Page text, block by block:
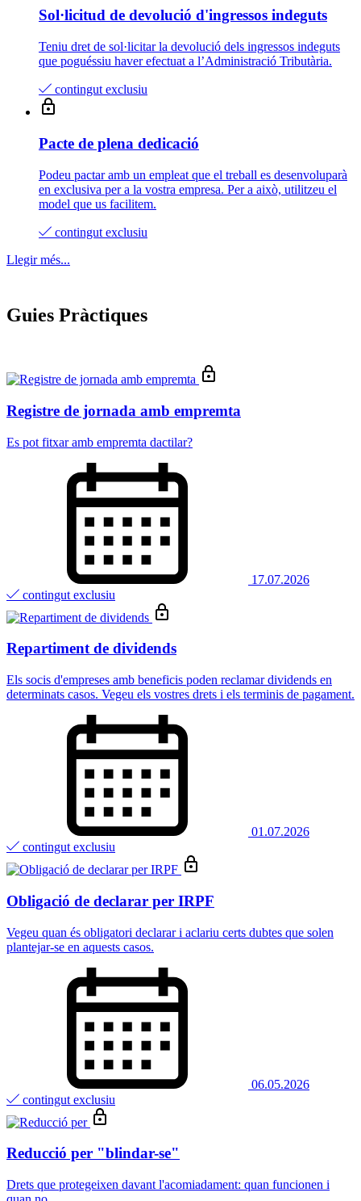
Sol·licitud de devolució d'ingressos indeguts
Teniu dret de sol·licitar la devolució dels ingressos indeguts
que poguéssiu haver efectuat a l’Administració Tributària.
contingut exclusiu
Pacte de plena dedicació
Podeu pactar amb un empleat que el treball es desenvoluparà
en exclusiva per a la vostra empresa. Per a això, utilitzeu el
model que us facilitem.
contingut exclusiu
Llegir més...
Guies Pràctiques
Registre de jornada amb empremta
Es pot fitxar amb empremta dactilar?
17.07.2026
contingut exclusiu
Repartiment de dividends
Els socis d'empreses amb beneficis poden reclamar dividends en
determinats casos. Vegeu els vostres drets i els terminis de pagament.
01.07.2026
contingut exclusiu
Obligació de declarar per IRPF
Vegeu quan és obligatori declarar i aclariu certs dubtes que solen
plantejar-se en aquests casos.
06.05.2026
contingut exclusiu
Reducció per "blindar-se"
Drets que protegeixen davant l'acomiadament: quan funcionen i